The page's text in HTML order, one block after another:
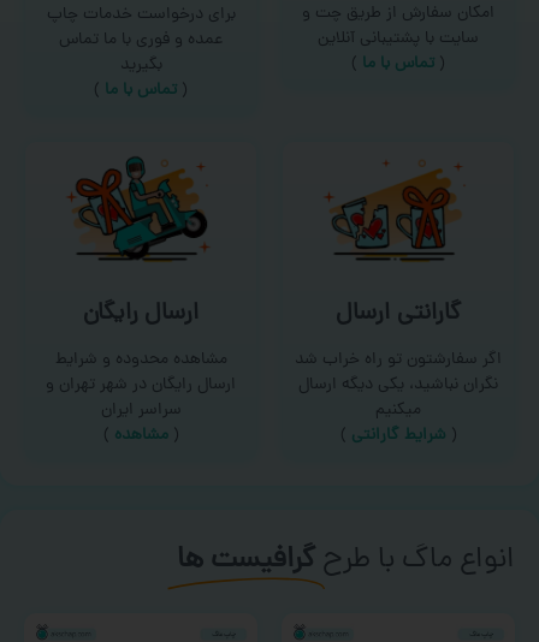
امکان سفارش از طریق چت و
سایت با پشتیبانی آنلاین
( تماس با ما‌ )
برای درخواست خدمات چاپ
عمده و فوری با ما تماس
بگیرید
( تماس با ما )
گارانتی ارسال
اگر سفارشتون تو راه خراب شد
نگران نباشید، یکی دیگه ارسال
میکنیم
( شرایط گارانتی )
ارسال رایگان
مشاهده محدوده و شرایط
ارسال رایگان در شهر تهران و
سراسر ایران
(مشاهده )
انواع ماگ با طرحگرافیست ها